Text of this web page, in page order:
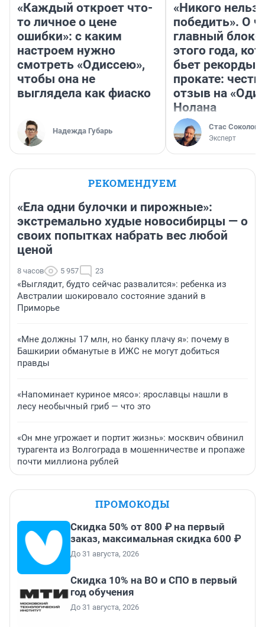
«Каждый откроет что-
то личное о цене
ошибки»: с каким
настроем нужно
смотреть «Одиссею»,
чтобы она не
выглядела как фиаско
Надежда Губарь
«Никого нельзя
победить». О
главный
этого года,
бьет рекорды в
прокате:
отзыв на
Нолана
Стас Соколов
Эксперт
РЕКОМЕНДУЕМ
«Ела одни булочки и пирожные»:
экстремально худые новосибирцы — о
своих попытках набрать вес любой
ценой
8 часов 5 957 23
«Выглядит, будто сейчас развалится»: ребенка из
Австралии шокировало состояние зданий в
Приморье
«Мне должны 17 млн, но банку плачу я»: почему в
Башкирии обманутые в ИЖС не могут добиться
правды
«Напоминает куриное мясо»: ярославцы нашли в
лесу необычный гриб — что это
«Он мне угрожает и портит жизнь»: москвич обвинил
турагента из Волгограда в мошенничестве и пропаже
почти миллиона рублей
ПРОМОКОДЫ
Скидка 50% от 800 ₽ на первый
заказ, максимальная скидка 600 ₽
До 31 августа, 2026
Скидка 10% на ВО и СПО в первый
год обучения
До 31 августа, 2026